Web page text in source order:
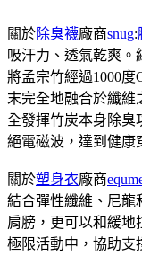
關於除臭襪廠商snug:
吸汗力、透氣乾爽。
將孟宗竹經過1000
末完全地融合於纖維
全發揮竹炭本身除臭
絕電磁波，達到健康
關於塑身衣廠商
結合彈性纖維、尼龍
肩膀，更可以和緩地
極限活動中，協助支